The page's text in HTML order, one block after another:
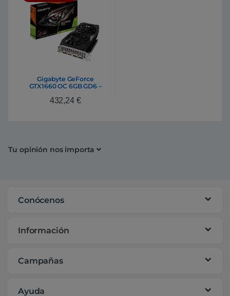
Gigabyte GeForce
GTX1660 OC 6GB GD6 –
432,24 €
Tu opinión nos importa
Conócenos
Información
Campañas
Ayuda